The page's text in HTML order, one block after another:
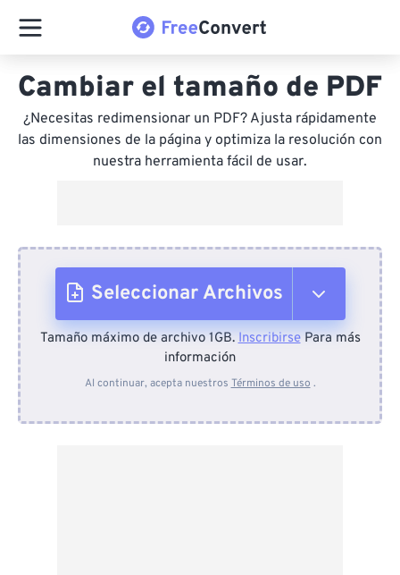
Cambiar el tamaño de PDF
¿Necesitas redimensionar un PDF? Ajusta rápidamente
las dimensiones de la página y optimiza la resolución con
nuestra herramienta fácil de usar.
Seleccionar Archivos
Desde el dispositivo
Tamaño máximo de archivo 1GB.InscribirsePara más
información
Al continuar, acepta nuestros Términos de uso .